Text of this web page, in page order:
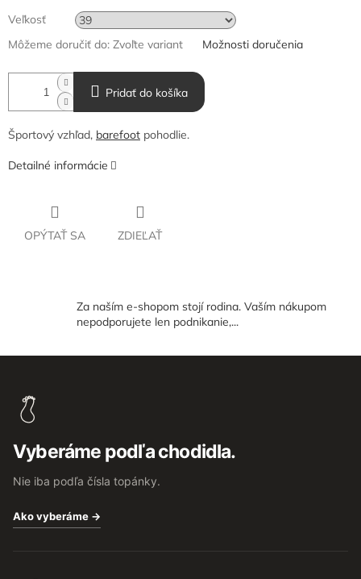
Veľkosť
Môžeme doručiť do: Zvoľte variant Možnosti doručenia
Pridať do košíka
Športový vzhľad, barefoot pohodlie.
Detailné informácie
OPÝTAŤ SA ZDIEĽAŤ
Za naším e-shopom stojí rodina. Vaším nákupom
nepodporujete len podnikanie,...
Vyberáme podľa chodidla.
Nie iba podľa čísla topánky.
Ako vyberáme →